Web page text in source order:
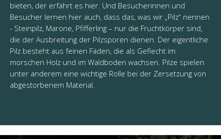
bieten, der erfährt es hier. Und Besucherinnen und
Besucher lernen hier auch, dass das, was wir „Pilz“ nennen
- Steinpilz, Marone, Pfifferling – nur die Fruchtkörper sind,
die der Ausbreitung der Pilzsporen dienen. Der eigentliche
Pilz besteht aus feinen Fäden, die als Geflecht im
morschen Holz und im Waldboden wachsen. Pilze spielen
unter anderem eine wichtige Rolle bei der Zersetzung von
abgestorbenem Material.